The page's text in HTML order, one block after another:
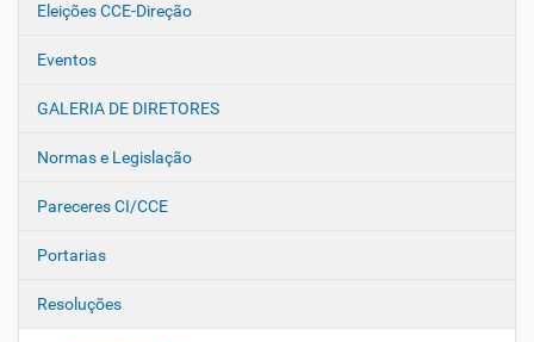
Eleições CCE-Direção
Eventos
GALERIA DE DIRETORES
Normas e Legislação
Pareceres CI/CCE
Portarias
Resoluções